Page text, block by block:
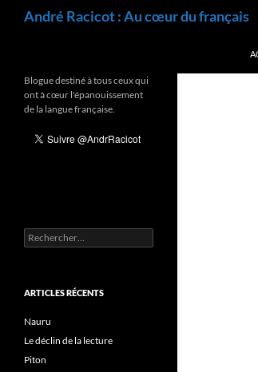
André Racicot : Au cœur du français
Blogue destiné à tous ceux qui
ont à cœur l'épanouissement
de la langue française.
Rechercher :
ARTICLES RÉCENTS
Nauru
Le déclin de la lecture
Piton